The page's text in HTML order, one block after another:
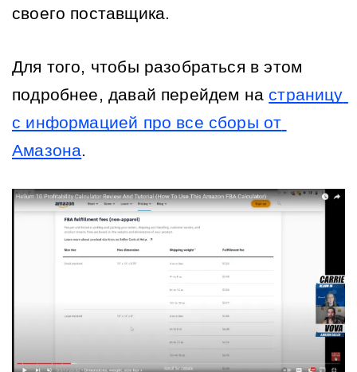
своего поставщика.
Для того, чтобы разобраться в этом
подробнее, давай перейдем на страницу
с информацией про все сборы от
Амазона.